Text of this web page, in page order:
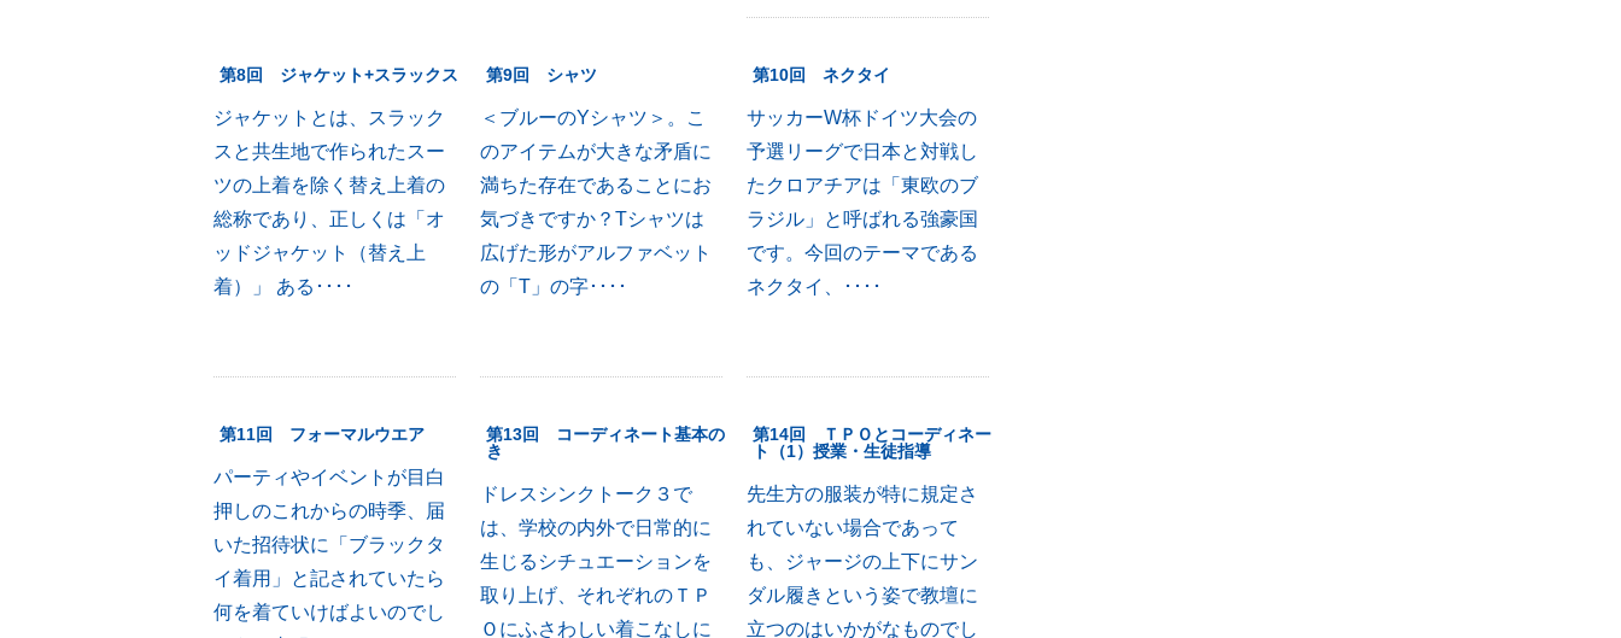
第8回 ジャケット+スラックス
ジャケットとは、スラック
スと共生地で作られたスー
ツの上着を除く替え上着の
総称であり、正しくは「オ
ッドジャケット（替え上
着）」 ある････
第9回 シャツ
＜ブルーのYシャツ＞。こ
のアイテムが大きな矛盾に
満ちた存在であることにお
気づきですか？Tシャツは
広げた形がアルファベット
の「T」の字････
第10回 ネクタイ
サッカーW杯ドイツ大会の
予選リーグで日本と対戦し
たクロアチアは「東欧のブ
ラジル」と呼ばれる強豪国
です。今回のテーマである
ネクタイ、････
第11回 フォーマルウエア
パーティやイベントが目白
押しのこれからの時季、届
いた招待状に「ブラックタ
イ着用」と記されていたら
何を着ていけばよいのでし
第13回 コーディネート基本の
き
ドレスシンクトーク３で
は、学校の内外で日常的に
生じるシチュエーションを
取り上げ、それぞれのＴＰ
Ｏにふさわしい着こなしに
第14回 ＴＰＯとコーディネー
ト（1）授業・生徒指導
先生方の服装が特に規定さ
れていない場合であって
も、ジャージの上下にサン
ダル履きという姿で教壇に
立つのはいかがなものでし